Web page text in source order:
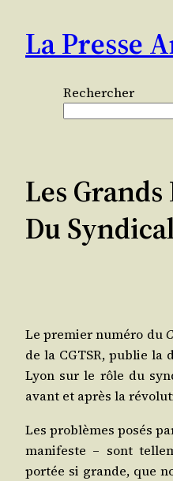
contenu
La Presse
Rechercher
Les
Du
Le pre­mier numé­ro du
de la CGTSR, publie la
Lyon sur le rôle du
avant et après la
Les pro­blèmes posés
mani­feste – sont
por­tée si grande, que